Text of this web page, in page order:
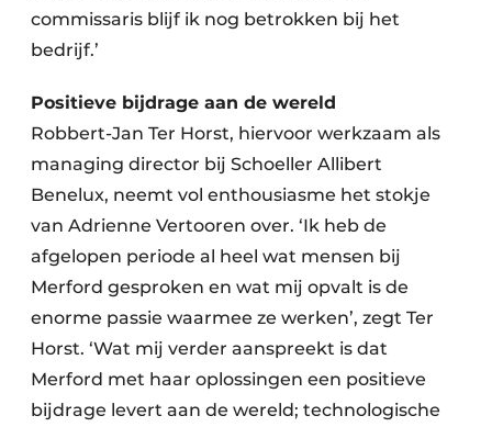
commissaris blijf ik nog betrokken bij het
bedrijf.’
Positieve bijdrage aan de wereld
Robbert-Jan Ter Horst, hiervoor werkzaam als
managing director bij Schoeller Allibert
Benelux, neemt vol enthousiasme het stokje
van Adrienne Vertooren over. ‘Ik heb de
afgelopen periode al heel wat mensen bij
Merford gesproken en wat mij opvalt is de
enorme passie waarmee ze werken’, zegt Ter
Horst. ‘Wat mij verder aanspreekt is dat
Merford met haar oplossingen een positieve
bijdrage levert aan de wereld; technologische